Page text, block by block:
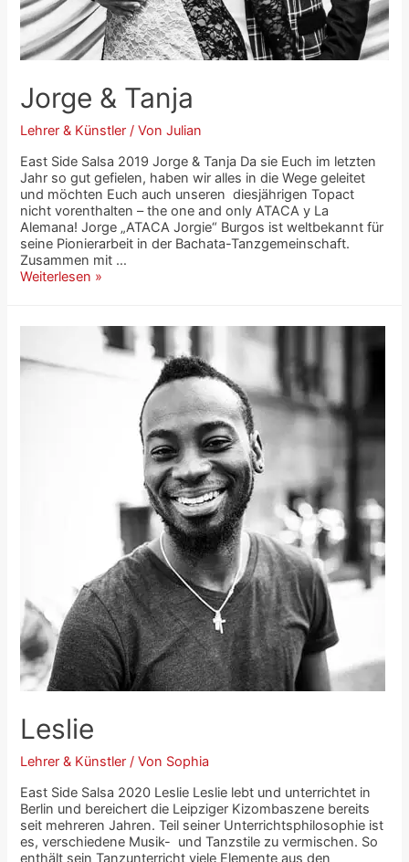
Jorge & Tanja
Lehrer & Künstler / VonJulian
East Side Salsa 2019 Jorge & Tanja Da sie Euch im letzten
Jahr so gut gefielen, haben wir alles in die Wege geleitet
und möchten Euch auch unseren diesjährigen Topact
nicht vorenthalten – the one and only ATACA y La
Alemana! Jorge „ATACA Jorgie“ Burgos ist weltbekannt für
seine Pionierarbeit in der Bachata-Tanzgemeinschaft.
Zusammen mit …
Weiterlesen »
Leslie
Lehrer & Künstler / Von Sophia
East Side Salsa 2020 Leslie Leslie lebt und unterrichtet in
Berlin und bereichert die Leipziger Kizombaszene bereits
seit mehreren Jahren. Teil seiner Unterrichtsphilosophie ist
es, verschiedene Musik- und Tanzstile zu vermischen. So
enthält sein Tanzunterricht viele Elemente aus den